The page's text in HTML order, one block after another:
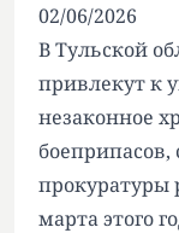
02/06/2026
В Тульской
привлекут к
незаконное
боеприпасов,
прокуратуры
марта этого